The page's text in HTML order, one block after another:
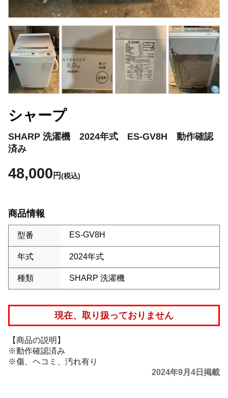
シャープ
SHARP 洗濯機 2024年式 ES-GV8H 動作確認
済み
48,000 円(税込)
商品情報
型番 ES-GV8H
年式 2024年式
種類 SHARP 洗濯機
現在、取り扱っておりません
【商品の説明】
※動作確認済み
※傷、ヘコミ、汚れ有り
2024年9月4日掲載